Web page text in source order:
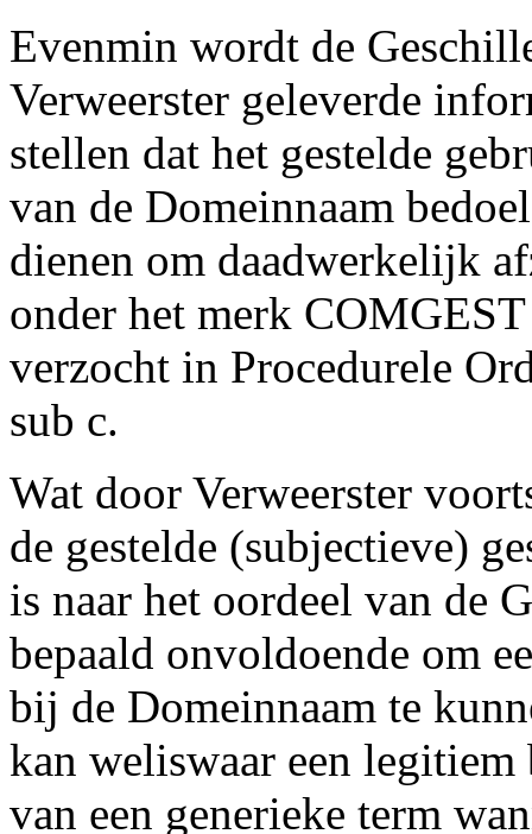
Evenmin wordt de
Verweerster geleverde
stellen dat het gestelde
van de Domeinnaam
dienen om daadwerkelijk
onder het merk
verzocht in Procedurele
sub c.
Wat door Verweerster
de gestelde (subjectieve)
is naar het oordeel van de
bepaald onvoldoende om
bij de Domeinnaam te
kan weliswaar een
van een generieke term